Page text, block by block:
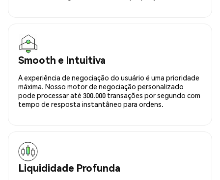
Smooth e Intuitiva
A experiência de negociação do usuário é uma prioridade
máxima. Nosso motor de negociação personalizado
pode processar até 300.000 transações por segundo com
tempo de resposta instantâneo para ordens.
Liquididade Profunda